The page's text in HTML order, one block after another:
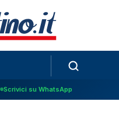
Scrivici su WhatsApp